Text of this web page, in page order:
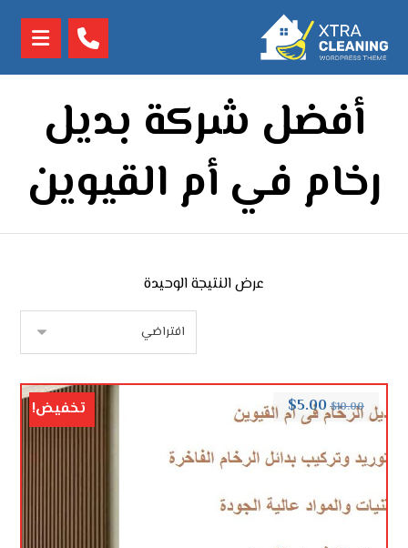
أفضل شركة بديل
رخام في أم القيوين
عرض النتيجة الوحيدة
$10.00
$5.00 تخفيض!